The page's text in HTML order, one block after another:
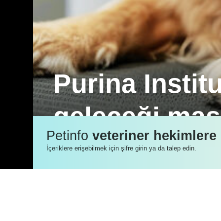
Purina
geleceği
Purina Institute, koruyucu hekimlik
Petinfoveteriner hekimlere
İçeriklere erişebilmek için şifre girin ya da talep edin.